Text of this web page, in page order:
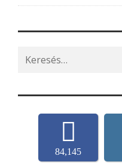
Search
for:
84,145